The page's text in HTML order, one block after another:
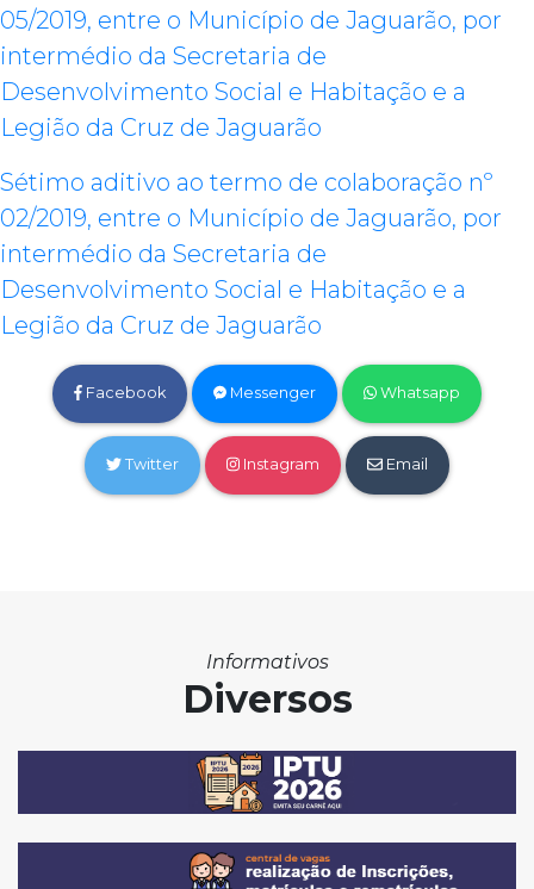
05/2019, entre o Município de Jaguarão, por
intermédio da Secretaria de
Desenvolvimento Social e Habitação e a
Legião da Cruz de Jaguarão
Sétimo aditivo ao termo de colaboração nº
02/2019, entre o Município de Jaguarão, por
intermédio da Secretaria de
Desenvolvimento Social e Habitação e a
Legião da Cruz de Jaguarão
Facebook Messenger Whatsapp
Twitter Instagram Email
Informativos
Diversos